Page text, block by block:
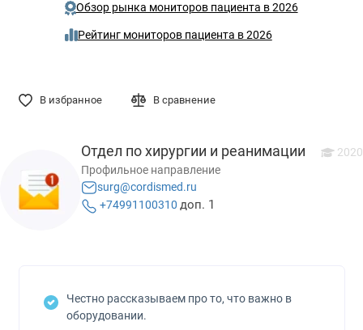
Обзор рынка мониторов пациента в 2026
Рейтинг мониторов пациента в 2026
В избранное В сравнение
Отдел по хирургии и реанимации 2020
Профильное направление
surg@cordismed.ru
+74991100310 доп. 1
Честно рассказываем про то, что важно в
оборудовании.